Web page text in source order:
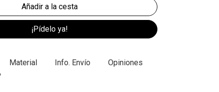
¡Pídelo ya!
Material Info. Envío Opiniones